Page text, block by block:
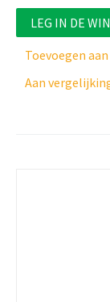
LEG IN DE
Toevoegen
Aan